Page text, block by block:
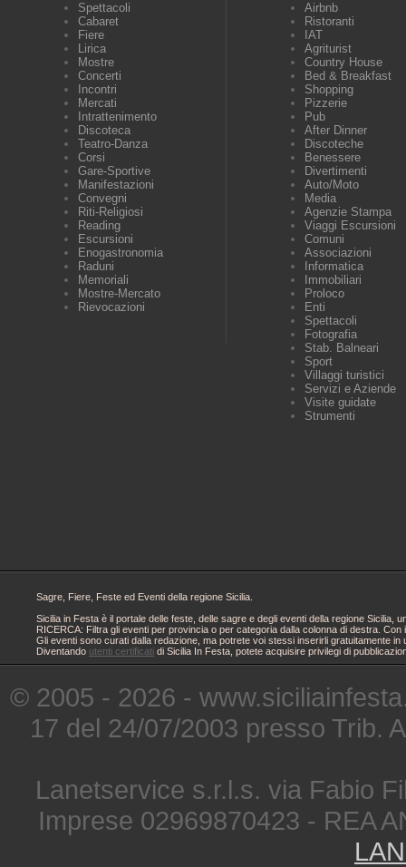
Spettacoli
Cabaret
Fiere
Lirica
Mostre
Concerti
Incontri
Mercati
Intrattenimento
Discoteca
Teatro-Danza
Corsi
Gare-Sportive
Manifestazioni
Convegni
Riti-Religiosi
Reading
Escursioni
Enogastronomia
Raduni
Memoriali
Mostre-Mercato
Rievocazioni
Airbnb
Ristoranti
IAT
Agriturist
Country House
Bed & Breakfast
Shopping
Pizzerie
Pub
After Dinner
Discoteche
Benessere
Divertimenti
Auto/Moto
Media
Agenzie Stampa
Viaggi Escursioni
Comuni
Associazioni
Informatica
Immobiliari
Proloco
Enti
Spettacoli
Fotografia
Stab. Balneari
Sport
Villaggi turistici
Servizi e Aziende
Visite guidate
Strumenti
Sagre, Fiere, Feste ed Eventi della regione Sicilia.
Sicilia in Festa è il portale delle feste, delle sagre e degli eventi della regione
RICERCA: Filtra gli eventi per provincia o per categoria dalla colonna di destra.
Gli eventi sono curati dalla redazione, ma potrete voi stessi inserirli gratuitamente
Diventando utenti certificati di Sicilia In Festa, potete acquisire privilegi di
© 2005 - 2026 -
17 del 24/07/2003 presso Trib.
Lanetservice s.r.l.s. via Fabio
Imprese 02969870423 - REA